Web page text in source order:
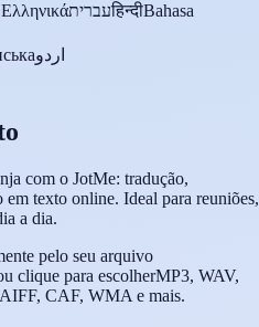
Ελληνικάעבריתहिन्दीBahasa
اردو
com o JotMe: tradução,
texto online. Ideal para reuniões,
a dia.
pelo seu arquivo
clique para escolherMP3, WAV,
CAF, WMA e mais.